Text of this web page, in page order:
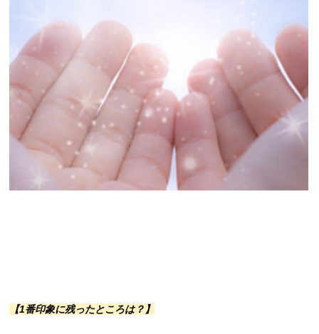
【1番印象に残ったところは？】